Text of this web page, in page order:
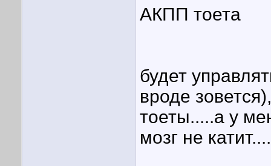
АКПП тоета
будет
вроде
тоеты.....а у
мозг не